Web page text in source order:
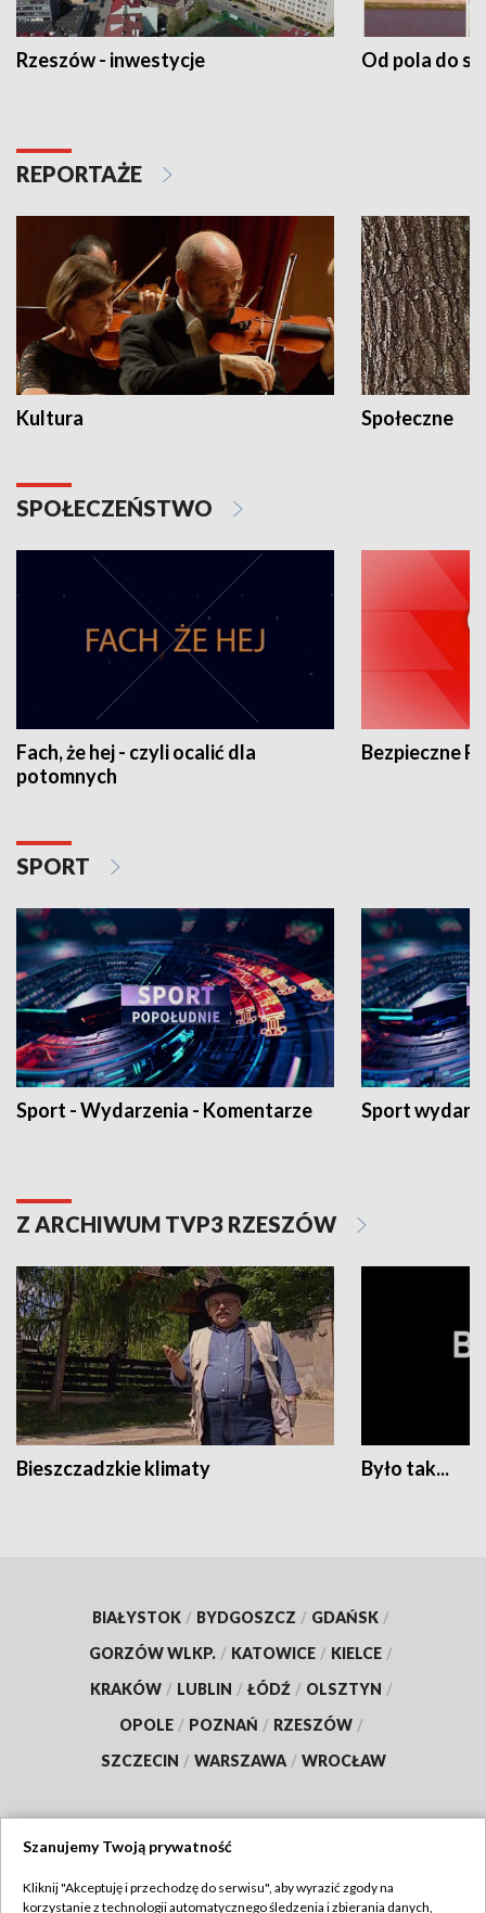
Rzeszów - inwestycje Od pola do
REPORTAŻE
Kultura Społeczne
SPOŁECZEŃSTWO
Fach, że hej - czyli ocalić dla
potomnych
Bezpieczne
SPORT
Sport - Wydarzenia - Komentarze Sport
Z ARCHIWUM TVP3 RZESZÓW
Bieszczadzkie klimaty Było tak...
BIAŁYSTOK / BYDGOSZCZ / GDAŃSK /
GORZÓW WLKP. / KATOWICE / KIELCE /
KRAKÓW / LUBLIN / ŁÓDŹ / OLSZTYN /
OPOLE / POZNAŃ / RZESZÓW /
SZCZECIN / WARSZAWA / WROCŁAW
Szanujemy Twoją prywatność
Kliknij "Akceptuję i przechodzę do serwisu", aby wyrazić zgody na
korzystanie z technologii automatycznego śledzenia i zbierania danych,